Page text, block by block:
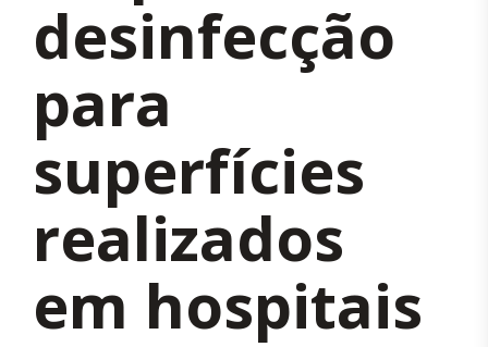
desinfecção
para
superfícies
realizados
em hospitais